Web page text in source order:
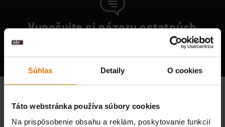
Súhlas Detaily O cookies
Táto webstránka používa súbory cookies
Na prispôsobenie obsahu a reklám, poskytovanie funkcií
Vypočujte si názory ostatných